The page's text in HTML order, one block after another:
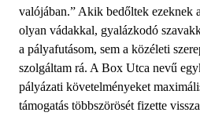
valójában.” Akik bedőltek ezeknek
olyan vádakkal, gyalázkodó
a pályafutásom, sem a közéleti
szolgáltam rá. A Box Utca nevű
pályázati követelményeket
támogatás többszörösét fizette